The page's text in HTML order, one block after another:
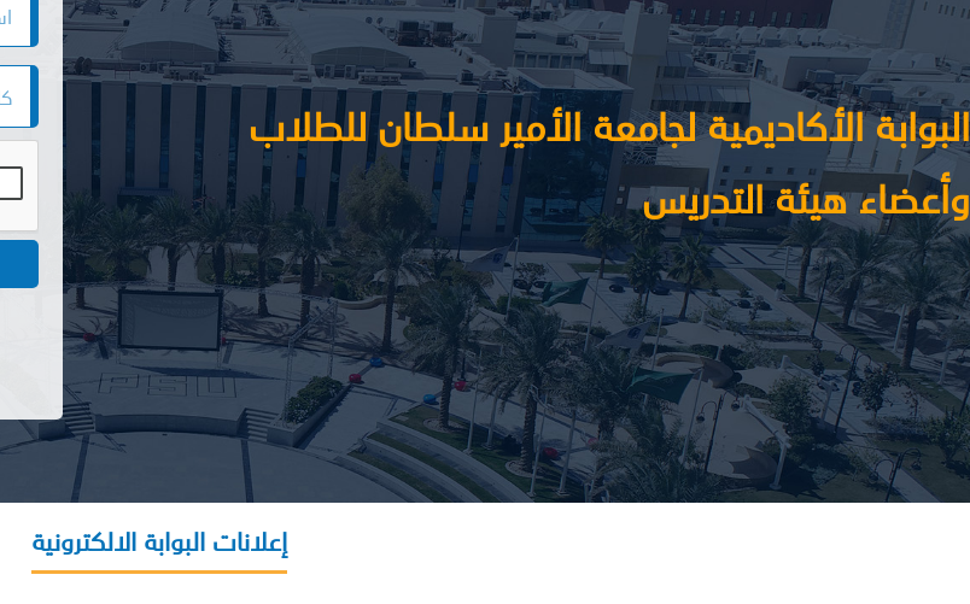
البوابة الأكاديمية لجامعة الأمير سلطان للطلاب
وأعضاء هيئة التدريس
إعلانات البوابة الالكترونية